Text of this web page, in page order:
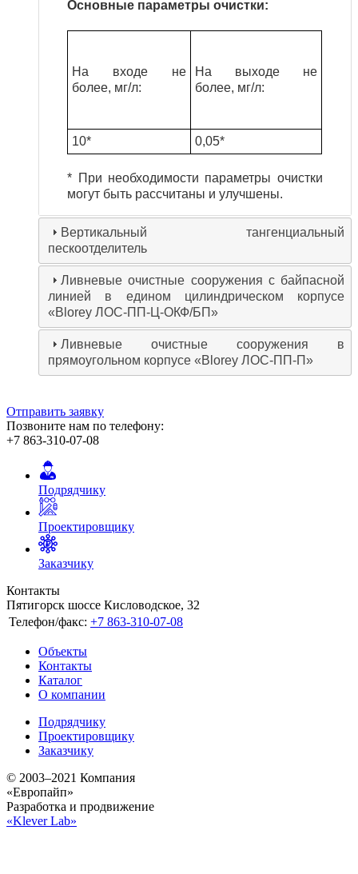
Основные параметры очистки:
На входе не
более, мг/л:
На выходе не
более, мг/л:
10* 0,05*
* При необходимости параметры очистки
могут быть рассчитаны и улучшены.
Вертикальный тангенциальный
пескоотделитель
Ливневые очистные сооружения с байпасной
линией в едином цилиндрическом корпусе
«Blorey ЛОС-ПП-Ц-ОКФ/БП»
Ливневые очистные сооружения в
прямоугольном корпусе «Blorey ЛОС-ПП-П»
Отправить заявку
Позвоните нам по телефону:
+7 863-310-07-08
Подрядчику
Проектировщику
Заказчику
Контакты
Пятигорск шоссе Кисловодское, 32
Телефон/факс: +7 863-310-07-08
Объекты
Контакты
Каталог
О компании
Подрядчику
Проектировщику
Заказчику
© 2003–2021 Компания
«Европайп»
Разработка и продвижение
«Klever Lab»